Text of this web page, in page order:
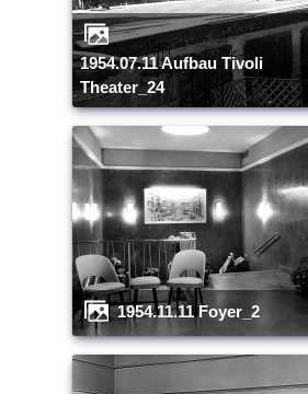
1954.07.11 Aufbau Tivoli
Theater_24
1954.11.11 Foyer_2